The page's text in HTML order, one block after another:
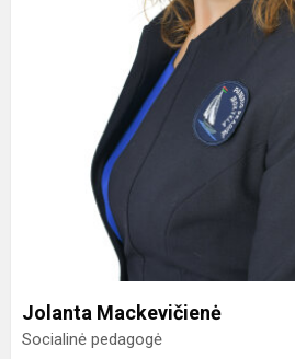
Jolanta Mackevičienė
Socialinė pedagogė